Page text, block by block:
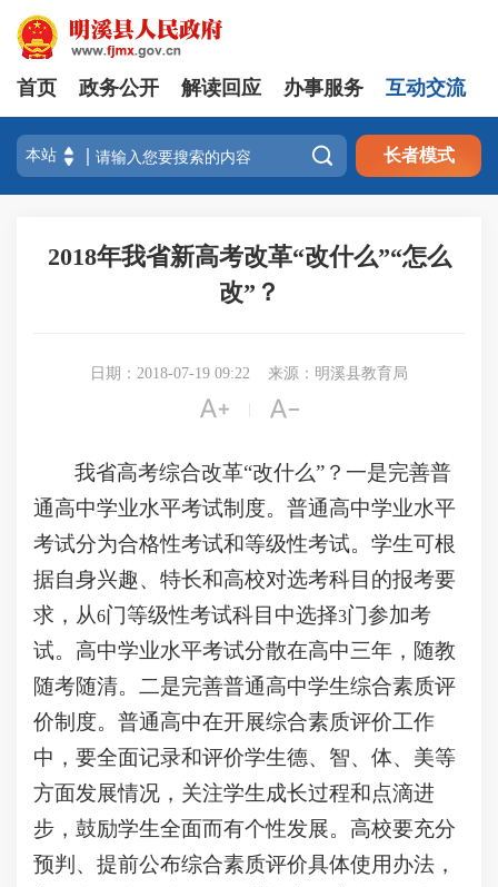
首页 政务公开 解读回应 办事服务 互动交流
 长者模式
2018年我省新高考改革“改什么”“怎么
改”？
日期：2018-07-19 09:22 来源：明溪县教育局
 
我省高考综合改革“改什么”？一是完善普
通高中学业水平考试制度。普通高中学业水平
考试分为合格性考试和等级性考试。学生可根
据自身兴趣、特长和高校对选考科目的报考要
求，从6门等级性考试科目中选择3门参加考
试。高中学业水平考试分散在高中三年，随教
随考随清。二是完善普通高中学生综合素质评
价制度。普通高中在开展综合素质评价工作
中，要全面记录和评价学生德、智、体、美等
方面发展情况，关注学生成长过程和点滴进
步，鼓励学生全面而有个性发展。高校要充分
预判、提前公布综合素质评价具体使用办法，